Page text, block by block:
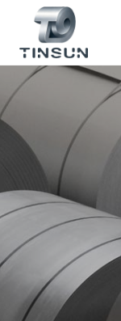
เนื้อหา